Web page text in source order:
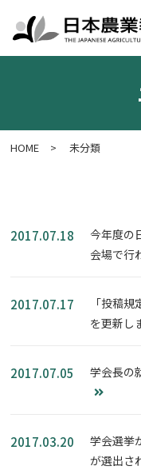
学会案内 入会・各種申
HOME > 未分類
2017.07.18
今年度の
会場で行
2017.07.17
「投稿
を更新し
2017.07.05 学会長の
2017.03.20
学会選挙
が選出さ